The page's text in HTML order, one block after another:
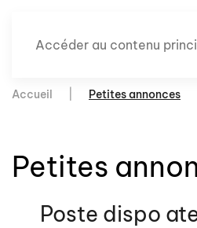
Accéder au contenu
Accueil Petites annonces
Petites
Poste dispo